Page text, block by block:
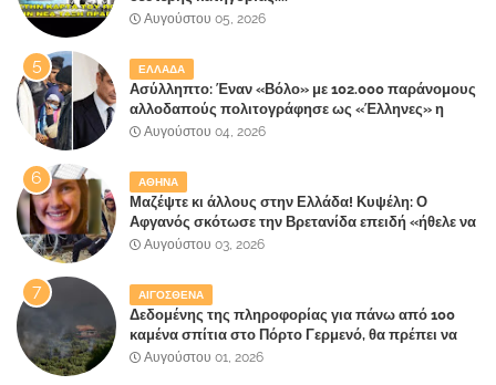
Αυγούστου 05, 2026
ΕΛΛΑΔΑ
Ασύλληπτο: Έναν «Βόλο» με 102.000 παράνομους
αλλοδαπούς πολιτογράφησε ως «Έλληνες» η
κυβέρνηση!
Αυγούστου 04, 2026
ΑΘΗΝΑ
Μαζέψτε κι άλλους στην Ελλάδα! Κυψέλη: Ο
Αφγανός σκότωσε την Βρετανίδα επειδή «ήθελε να
κάνει τη σύντροφό του χριστιανή»
Αυγούστου 03, 2026
ΑΙΓΟΣΘΕΝΑ
Δεδομένης της πληροφορίας για πάνω από 100
καμένα σπίτια στο Πόρτο Γερμενό, θα πρέπει να
αναζητηθούν ευθύνες για την ολοσχερή
Αυγούστου 01, 2026